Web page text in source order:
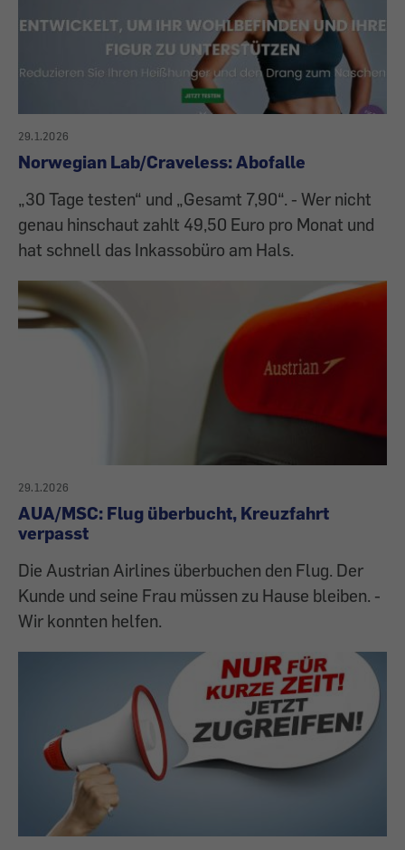
29.1.2026
Norwegian Lab/Craveless: Abofalle
„30 Tage testen“ und „Gesamt 7,90“. - Wer nicht
genau hinschaut zahlt 49,50 Euro pro Monat und
hat schnell das Inkassobüro am Hals.
29.1.2026
AUA/MSC: Flug überbucht, Kreuzfahrt
verpasst
Die Austrian Airlines überbuchen den Flug. Der
Kunde und seine Frau müssen zu Hause bleiben. -
Wir konnten helfen.